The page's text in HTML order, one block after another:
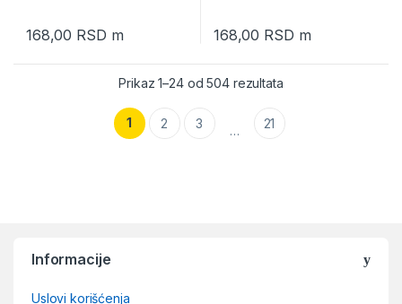
168,00 RSD m 168,00 RSD m
Prikaz 1–24 od 504 rezultata
1 2 3 … 21
Informacije
Uslovi korišćenja